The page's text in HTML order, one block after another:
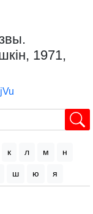
1971,
к л м н
ш ю я